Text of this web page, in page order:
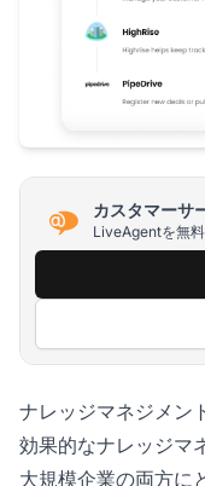
カスタマーサ
LiveAgentを無料
ナレッジマネジメン
効果的なナレッジマ
大規模企業の両方に